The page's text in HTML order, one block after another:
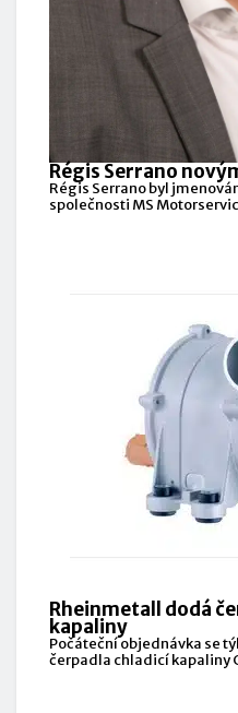
Régis Serrano
Régis Serrano byl
společnosti MS
Rheinmetall dodá
kapaliny
Počáteční objednávka se
čerpadla chladicí kapaliny